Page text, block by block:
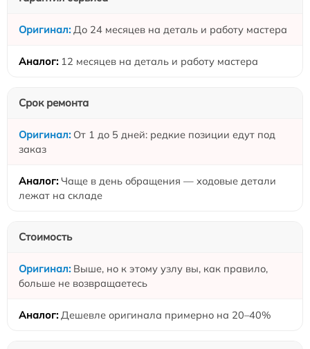
До 24 месяцев на деталь и работу мастера
12 месяцев на деталь и работу мастера
Срок ремонта
От 1 до 5 дней: редкие позиции едут под
заказ
Чаще в день обращения — ходовые детали
лежат на складе
Стоимость
Выше, но к этому узлу вы, как правило,
больше не возвращаетесь
Дешевле оригинала примерно на 20–40%